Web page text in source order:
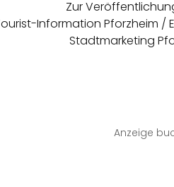
Zur
Information Pforzheim /
Stadtmarketing
Anzeige